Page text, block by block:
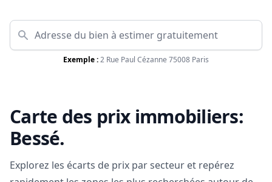
Exemple :2 Rue Paul Cézanne 75008 Paris
Carte des prix immobiliers:
Bessé.
Explorez les écarts de prix par secteur et repérez